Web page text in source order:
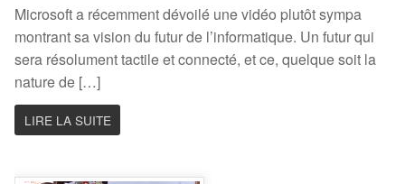
Microsoft a récemment dévoilé une vidéo plutôt sympa
montrant sa vision du futur de l’informatique. Un futur qui
sera résolument tactile et connecté, et ce, quelque soit la
nature de […]
LIRE LA SUITE